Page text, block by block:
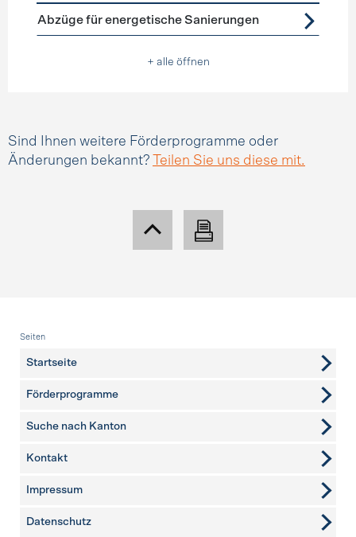
Förderprogramme Steuerabzüge
Abzüge für energetische Sanierungen
+ alle öffnen
Sind Ihnen weitere Förderprogramme oder
Änderungen bekannt?
Teilen Sie uns diese mit.
Fusszeile
Seiten
Startseite
Förderprogramme
Suche nach Kanton
weitere Seiten
Kontakt
Impressum
Datenschutz